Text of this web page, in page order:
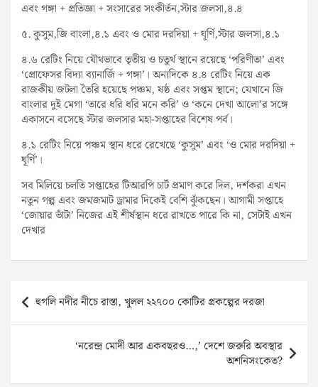
এবং গঙ্গা + প্রতিজ্ঞা + সংসারের সংকীর্তন,স্টার জলসা,৪.৪
৫. কুসুম,জি বাংলা,৪.১ এবং ও মোর দরদিয়া + ঘূর্ণি,স্টার জলসা,৪.১
৪.৬ রেটিং নিয়ে যৌথভাবে তৃতীয় ও চতুর্থ স্থানে রয়েছে ‘পরিণীতা’ এবং
‘প্রোফেসর বিদ্যা ব্যানার্জি + গঙ্গা’। অন্যদিকে ৪.৪ রেটিং নিয়ে এক
রাজকীয় জটলা তৈরি হয়েছে পঞ্চম, ষষ্ঠ এবং সপ্তম স্থানে; যেখানে জি
বাংলার দুই মেগা ‘তারে ধরি ধরি মনে করি’ ও ‘কনে দেখা আলো’র সঙ্গে
একাসনে বসেছে স্টার জলসার মহা-সপ্তাহের বিশেষ পর্ব।
৪.১ রেটিং নিয়ে পঞ্চম স্থান ধরে রেখেছে ‘কুসুম’ এবং ‘ও মোর দরদিয়া +
ঘূর্ণি’।
সব মিলিয়ে চলতি সপ্তাহের টিআরপি চার্ট প্রমাণ করে দিল, দর্শকরা এখন
নতুন গল্প এবং জমজমাট ড্রামার দিকেই বেশি ঝুঁকছেন। আগামী সপ্তাহে
‘জোয়ার ভাঁটা’ নিজের এই শীর্ষস্থান ধরে রাখতে পারে কি না, সেটাই এখন
দেখার
Post
navigation
হুগলি নদীর নীচে রাস্তা, খুলল ২২৭০০ কোটির প্রকল্পের দরজা
‘নরেন্দ্র মোদী আর একবছরও…,’ দেশে জরুরি অবস্থার
অশনিসংকেত?